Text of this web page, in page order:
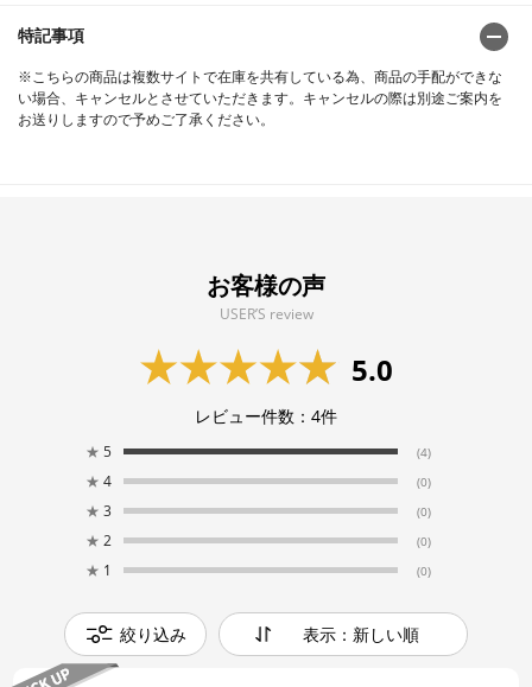
特記事項
※こちらの商品は複数サイトで在庫を共有している為、商品の手配ができな
い場合、キャンセルとさせていただきます。キャンセルの際は別途ご案内を
お送りしますので予めご了承ください。
お客様の声
USER’S review
5.0
レビュー件数： 4件
★ 5 (4)
★ 4 (0)
★ 3 (0)
★ 2 (0)
★ 1 (0)
絞り込み 表示：新しい順